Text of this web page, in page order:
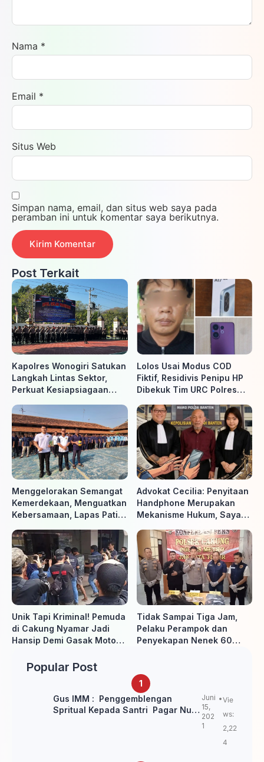
Nama *
Email *
Situs Web
Simpan nama, email, dan situs web saya pada
peramban ini untuk komentar saya berikutnya.
Post Terkait
Kapolres Wonogiri Satukan
Langkah Lintas Sektor,
Perkuat Kesiapsiagaan
Lolos Usai Modus COD
Fiktif, Residivis Penipu HP
Dibekuk Tim URC Polres
Menggelorakan Semangat
Kemerdekaan, Menguatkan
Kebersamaan, Lapas Pati
ke-81 RI, Warga Binaan
Antusias Ikuti Berbagai
Perlombaan
Advokat Cecilia: Penyitaan
Handphone Merupakan
Mekanisme Hukum, Saya
Diminta Penyidik dan Tidak
perlu takut
Unik Tapi Kriminal! Pemuda
di Cakung Nyamar Jadi
Hansip Demi Gasak Motor
Tidak Sampai Tiga Jam,
Pelaku Perampok dan
Penyekapan Nenek 60
Popular Post
Gus IMM : Penggemblengan
Spritual Kepada Santri Pagar Nusa
Juni
15,
202
1
Vie
ws:
2,22
4